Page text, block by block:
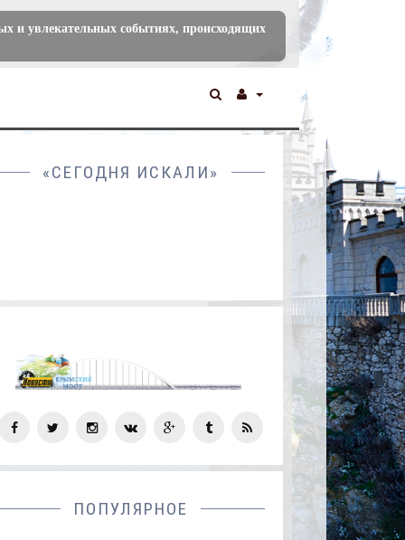
и увлекательных событиях, происходящих
«СЕГОДНЯ ИСКАЛИ»
СОЦ
СЕТИ
ПОПУЛЯРНОЕ